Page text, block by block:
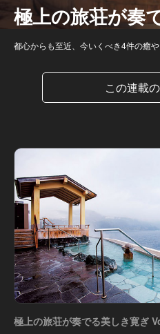
極上の旅荘が奏
都心からも至近、今いくべき4件の癒
この連載
極上の旅荘が奏でる美しき寛ぎ